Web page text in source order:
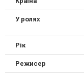
У ролях
Рік
Режисер